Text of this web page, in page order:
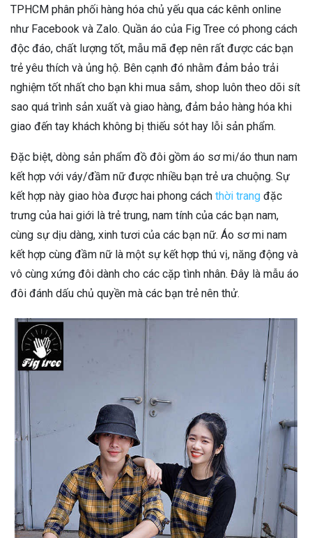
TPHCM phân phối hàng hóa chủ yếu qua các kênh online
như Facebook và Zalo. Quần áo của Fig Tree có phong cách
độc đáo, chất lượng tốt, mẫu mã đẹp nên rất được các bạn
trẻ yêu thích và ủng hộ. Bên cạnh đó nhằm đảm bảo trải
nghiệm tốt nhất cho bạn khi mua sắm, shop luôn theo dõi sít
sao quá trình sản xuất và giao hàng, đảm bảo hàng hóa khi
giao đến tay khách không bị thiếu sót hay lỗi sản phẩm.
Đặc biệt, dòng sản phẩm đồ đôi gồm áo sơ mi/áo thun nam
kết hợp với váy/đầm nữ được nhiều bạn trẻ ưa chuộng. Sự
kết hợp này giao hòa được hai phong cách thời trang đặc
trưng của hai giới là trẻ trung, nam tính của các bạn nam,
cùng sự dịu dàng, xinh tươi của các bạn nữ. Áo sơ mi nam
kết hợp cùng đầm nữ là một sự kết hợp thú vị, năng động và
vô cùng xứng đôi dành cho các cặp tình nhân. Đây là mẫu áo
đôi đánh dấu chủ quyền mà các bạn trẻ nên thử.